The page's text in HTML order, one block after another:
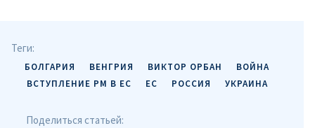
Теги:
БОЛГАРИЯ ВЕНГРИЯ ВИКТОР ОРБАН
ВОЙНА
ВСТУПЛЕНИЕ РМ В ЕС
ЕС РОССИЯ УКРАИНА
Поделиться статьей: